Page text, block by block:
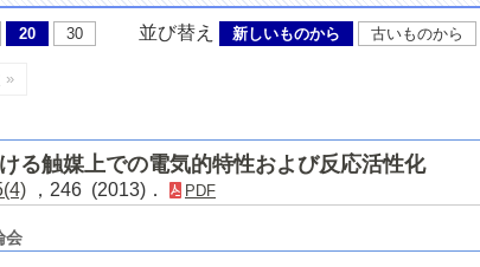
20 30 並び替え 新しいものから 古いものから
»
る触媒上での電気的特性および反応活性化
，246 (2013)． PDF
会